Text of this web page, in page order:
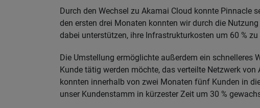
Durch den Wechsel zu Akamai Cloud konnte Pinnacle
den ersten drei Monaten konnten wir durch die
dabei unterstützen, ihre Infrastrukturkosten um 60 % zu
Die Umstellung ermöglichte außerdem ein schnelleres
Kunde tätig werden möchte, das verteilte Netzwerk
konnten innerhalb von zwei Monaten fünf Kunden in
unser Kundenstamm in kürzester Zeit um 30 %